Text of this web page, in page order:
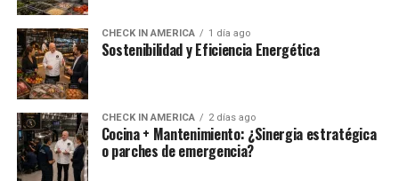
CHECK IN AMERICA 1 día ago
Sostenibilidad y Eficiencia Energética
CHECK IN AMERICA 2 días ago
Cocina + Mantenimiento: ¿Sinergia estratégica
o parches de emergencia?